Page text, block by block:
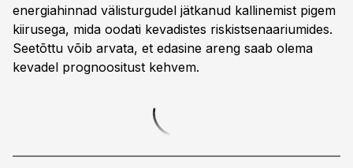
energiahinnad välisturgudel jätkanud kallinemist pigem
kiirusega, mida oodati kevadistes riskistsenaariumides.
Seetõttu võib arvata, et edasine areng saab olema
kevadel prognoositust kehvem.